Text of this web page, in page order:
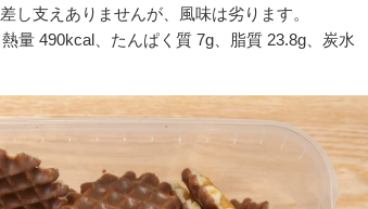
し支えありませんが、風味は劣ります。
量 490kcal、たんぱく質 7g、脂質 23.8g、炭水